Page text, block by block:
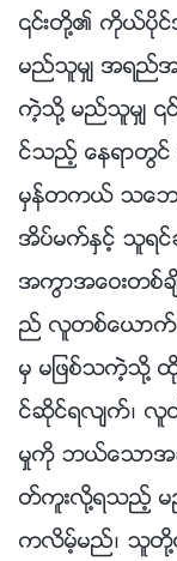
၎တို႔၏ ကိုယ္ပိုင္
မည္သူမွ် အရည္အ
ကဲ့သို႔ မည္သူမွ်
င္သည့္ ေနရာတ
မွန္တကယ္ သေဘ
အိပ္မက္ႏွင့္ သူရင္
အကြာအေဝးတစ္
ည္ လူတစ္ေယာက္
မွ မျဖစ္သကဲ့သို႔
င္ဆိုင္ရလ်က္၊ လူတို
မႈကို ဘယ္ေသာအ
တ္ကူးလို႔ရသည့္
ကလိမ့္မည္၊ သူတို႔၏